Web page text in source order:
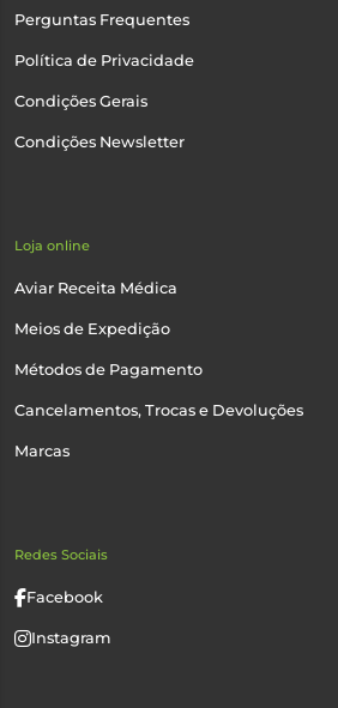
Perguntas Frequentes
Política de Privacidade
Condições Gerais
Condições Newsletter
Loja online
Aviar Receita Médica
Meios de Expedição
Métodos de Pagamento
Cancelamentos, Trocas e Devoluções
Marcas
Redes Sociais
Facebook
Instagram